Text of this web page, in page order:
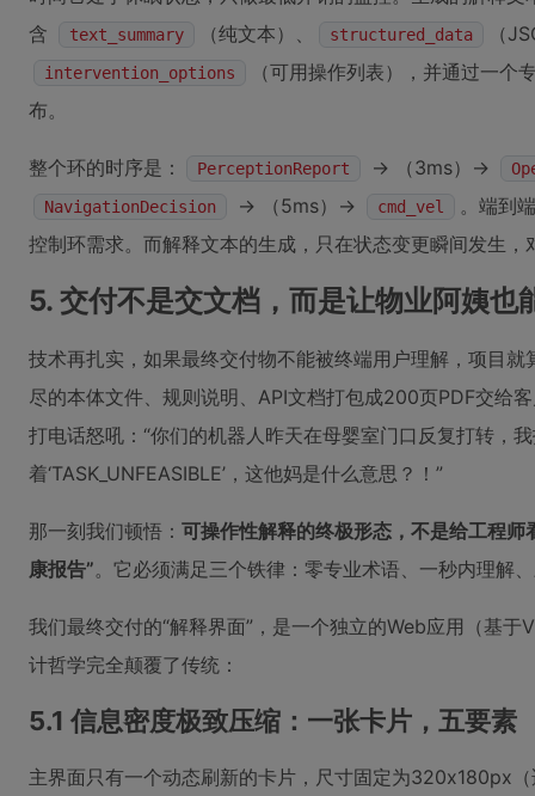
含
text_summary （纯文本）、 structured_data （
intervention_options
（可用操作列表），并通过一个
布。
整个环的时序是： PerceptionReport → （3ms）→
NavigationDecision
→ （5ms）→ cmd_vel
。端到
控制环需求。而解释文本的生成，只在状态变更瞬间发生，
5. 交付不是交文档，而是让物业阿姨也
技术再扎实，如果最终交付物不能被终端用户理解，项目
尽的本体文件、规则说明、API文档打包成200页PDF交给
打电话怒吼：“你们的机器人昨天在母婴室门口反复打转，我
着‘TASK_UNFEASIBLE’，这他妈是什么意思？！”
那一刻我们顿悟： 可操作性解释的终极形态，不是给工程
康报告”。它必须满足三个铁律：零专业术语、一秒内理解
我们最终交付的“解释界面”，是一个独立的Web应用（基
计哲学完全颠覆了传统：
5.1 信息密度极致压缩：一张卡片，五要素
主界面只有一个动态刷新的卡片，尺寸固定为320x180px